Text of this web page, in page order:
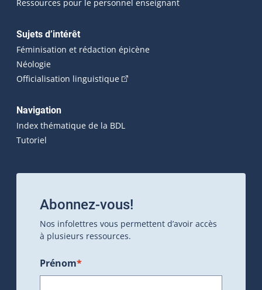
Ressources pour le personnel enseignant
Sujets d’intérêt
Féminisation et rédaction épicène
Néologie
Officialisation linguistique(Cet hyperlien externe s'ouvrira
Navigation
Index thématique de la BDL
Tutoriel
Abonnez-vous!
Nos infolettres vous permettent d’avoir accès
à plusieurs ressources.
Prénom*